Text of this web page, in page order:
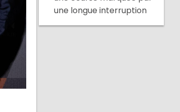
une longue interruption